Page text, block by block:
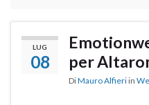
LUG
08
per
DiMauro Alfieri in